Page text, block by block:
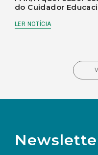
do Cuidador
LER NOTÍCIA